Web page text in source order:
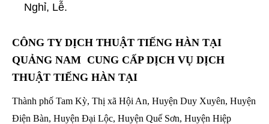
Nghỉ, Lễ.
CÔNG TY DỊCH THUẬT TIẾNG HÀN TẠI
QUẢNG NAM CUNG CẤP DỊCH VỤ DỊCH
THUẬT TIẾNG HÀN TẠI
Thành phố Tam Kỳ, Thị xã Hội An, Huyện Duy Xuyên, Huyện
Điện Bàn, Huyện Đại Lộc, Huyện Quế Sơn, Huyện Hiệp